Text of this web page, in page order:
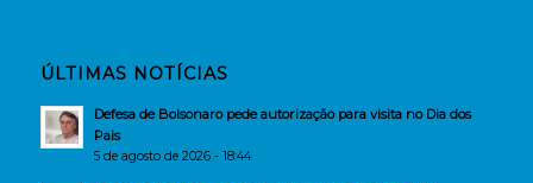
ÚLTIMAS NOTÍCIAS
Defesa de Bolsonaro pede autorização para visita no Dia dos
Pais
5 de agosto de 2026 - 18:44